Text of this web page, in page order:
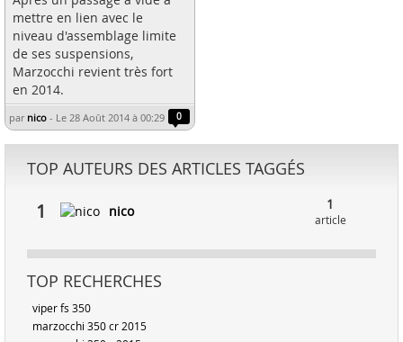
mettre en lien avec le
niveau d'assemblage limite
de ses suspensions,
Marzocchi revient très fort
en 2014.
par nico - Le 28 Août 2014 à 00:29 0
TOP AUTEURS DES ARTICLES TAGGÉS
1 nico 1
article
TOP RECHERCHES
viper fs 350
marzocchi 350 cr 2015